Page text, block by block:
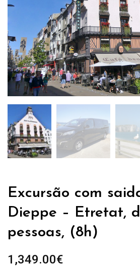
Excursão com
Dieppe – Etretat,
pessoas, (8h)
1,349.00€